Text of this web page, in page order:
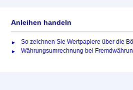
Anleihen handeln
So zeichnen Sie Wertpapiere über die
Währungsumrechnung bei